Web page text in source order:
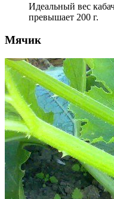
Идеальный вес
превышает 200 г.
Мячик